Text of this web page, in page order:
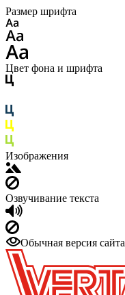
Размер шрифта
Цвет фона и шрифта
Изображения
Озвучивание текста
Обычная версия сайта